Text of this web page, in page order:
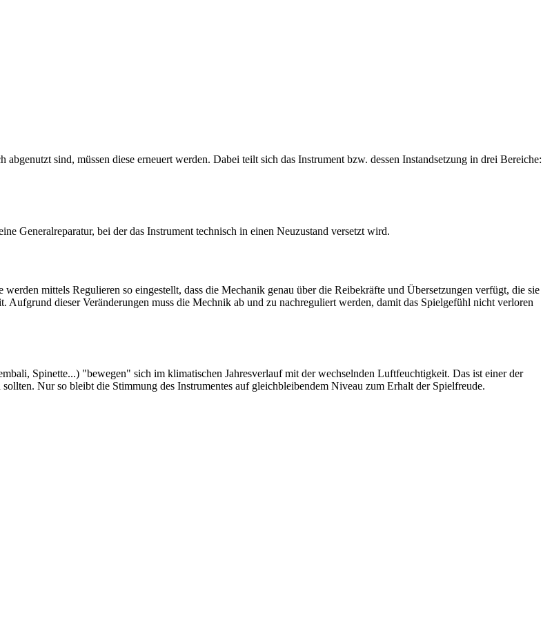
sind, müssen diese erneuert werden. Dabei teilt sich das Instrument bzw. dessen Instandsetzung in drei Bereiche:
Generalreparatur, bei der das Instrument technisch in einen Neuzustand versetzt wird.
mittels Regulieren so eingestellt, dass die Mechanik genau über die Reibekräfte und Übersetzungen verfügt, die sie
dieser Veränderungen muss die Mechnik ab und zu nachreguliert werden, damit das Spielgefühl nicht verloren
Spinette...) "bewegen" sich im klimatischen Jahresverlauf mit der wechselnden Luftfeuchtigkeit. Das ist einer der
Nur so bleibt die Stimmung des Instrumentes auf gleichbleibendem Niveau zum Erhalt der Spielfreude.